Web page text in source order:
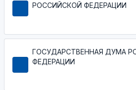
РОССИЙСКОЙ ФЕДЕРАЦИИ
ГОСУДАРСТВЕННАЯ ДУМА
ФЕДЕРАЦИИ